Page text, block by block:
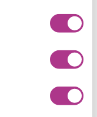
ROOD
voor